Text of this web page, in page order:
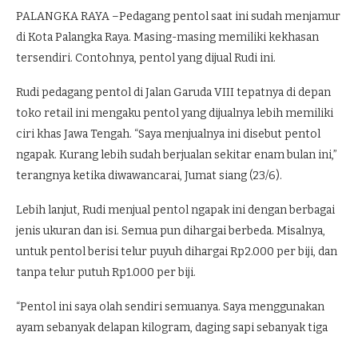
PALANGKA RAYA –Pedagang pentol saat ini sudah menjamur
di Kota Palangka Raya. Masing-masing memiliki kekhasan
tersendiri. Contohnya, pentol yang dijual Rudi ini.
Rudi pedagang pentol di Jalan Garuda VIII tepatnya di depan
toko retail ini mengaku pentol yang dijualnya lebih memiliki
ciri khas Jawa Tengah. “Saya menjualnya ini disebut pentol
ngapak. Kurang lebih sudah berjualan sekitar enam bulan ini,”
terangnya ketika diwawancarai, Jumat siang (23/6).
Lebih lanjut, Rudi menjual pentol ngapak ini dengan berbagai
jenis ukuran dan isi. Semua pun dihargai berbeda. Misalnya,
untuk pentol berisi telur puyuh dihargai Rp2.000 per biji, dan
tanpa telur putuh Rp1.000 per biji.
“Pentol ini saya olah sendiri semuanya. Saya menggunakan
ayam sebanyak delapan kilogram, daging sapi sebanyak tiga